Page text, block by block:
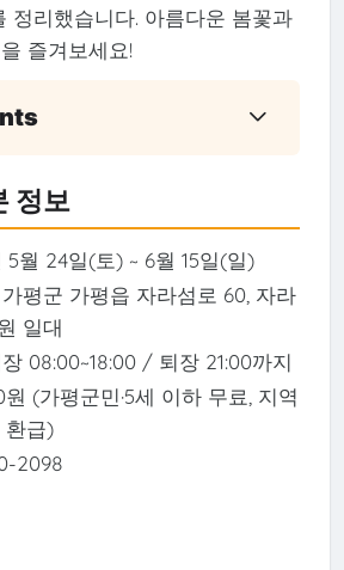
정리했습니다. 아름다운 봄꽃과
즐겨보세요!
정보
5월 24일(토) ~ 6월 15일(일)
평군 가평읍 자라섬로 60, 자라
일대
08:00~18:00 / 퇴장 21:00까지
원 (가평군민·5세 이하 무료, 지역
환급)
2098